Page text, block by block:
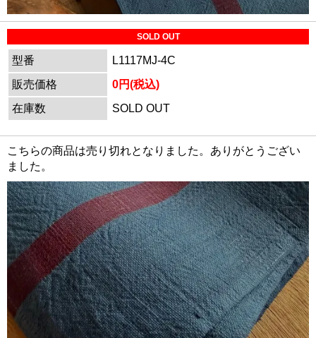
SOLD OUT
型番
L1117MJ-4C
販売価格
0円(税込)
在庫数
SOLD OUT
こちらの商品は売り切れとなりました。ありがとうござい
ました。